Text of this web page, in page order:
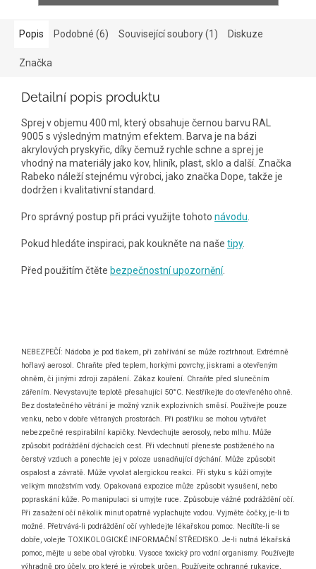
Popis Podobné (6) Související soubory (1) Diskuze
Značka
Detailní popis produktu
Sprej v objemu 400 ml, který obsahuje černou barvu RAL
9005 s výsledným matným efektem. Barva je na bázi
akrylových pryskyřic, díky čemuž rychle schne a sprej je
vhodný na materiály jako kov, hliník, plast, sklo a další. Značka
Rabeko náleží stejnému výrobci, jako značka Dope, takže je
dodržen i kvalitativní standard.
Pro správný postup při práci využijte tohoto návodu
Pokud hledáte inspiraci, pak koukněte na naše tipy.
Před použitím čtěte bezpečnostní upozornění.
NEBEZPEČÍ: Nádoba je pod tlakem, při zahřívání se může roztrhnout. Extrémně
hořlavý aerosol. Chraňte před teplem, horkými povrchy, jiskrami a otevřeným
ohněm, či jinými zdroji zapálení. Zákaz kouření. Chraňte před slunečním
zářením. Nevystavujte teplotě přesahující 50°C. Nestříkejte do otevřeného ohně.
Bez dostatečného větrání je možný vznik explozivních směsí. Používejte pouze
venku, nebo v dobře větraných prostorách. Při postřiku se mohou vytvářet
nebezpečné respirabilní kapičky. Nevdechujte aerosoly, nebo mlhu. Může
způsobit podráždění dýchacích cest. Při vdechnutí přeneste postiženého na
čerstvý vzduch a ponechte jej v poloze usnadňující dýchání. Může způsobit
ospalost a závratě. Může vyvolat alergickou reakci. Při styku s kůží omyjte
velkým množstvím vody. Opakovaná expozice může způsobit vysušení, nebo
popraskání kůže. Po manipulaci si umyjte ruce. Způsobuje vážné podráždění očí.
Při zasažení očí několik minut opatrně vyplachujte vodou. Vyjměte čočky, je-li to
možné. Přetrvává-li podráždění očí vyhledejte lékařskou pomoc. Necítíte-li se
dobře, volejte TOXIKOLOGICKÉ INFORMAČNÍ STŘEDISKO. Je-li nutná lékařská
pomoc, mějte u sebe obal výrobku. Vysoce toxický pro vodní organismy. Používejte
výhradně pro účely, pro které je výrobek určen. Používejte ochranné rukavice,